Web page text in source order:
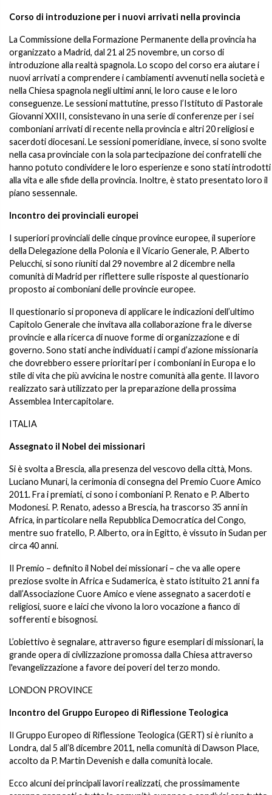
Corso di introduzione per i nuovi arrivati nella provincia
La Commissione della Formazione Permanente della provincia ha
organizzato a Madrid, dal 21 al 25 novembre, un corso di
introduzione alla realtà spagnola. Lo scopo del corso era aiutare i
nuovi arrivati a comprendere i cambiamenti avvenuti nella società e
nella Chiesa spagnola negli ultimi anni, le loro cause e le loro
conseguenze. Le sessioni mattutine, presso l’Istituto di Pastorale
Giovanni XXIII, consistevano in una serie di conferenze per i sei
comboniani arrivati di recente nella provincia e altri 20 religiosi e
sacerdoti diocesani. Le sessioni pomeridiane, invece, si sono svolte
nella casa provinciale con la sola partecipazione dei confratelli che
hanno potuto condividere le loro esperienze e sono stati introdotti
alla vita e alle sfide della provincia. Inoltre, è stato presentato loro il
piano sessennale.
Incontro dei provinciali europei
I superiori provinciali delle cinque province europee, il superiore
della Delegazione della Polonia e il Vicario Generale, P. Alberto
Pelucchi, si sono riuniti dal 29 novembre al 2 dicembre nella
comunità di Madrid per riflettere sulle risposte al questionario
proposto ai comboniani delle provincie europee.
Il questionario si proponeva di applicare le indicazioni dell’ultimo
Capitolo Generale che invitava alla collaborazione fra le diverse
provincie e alla ricerca di nuove forme di organizzazione e di
governo. Sono stati anche individuati i campi d’azione missionaria
che dovrebbero essere prioritari per i comboniani in Europa e lo
stile di vita che più avvicina le nostre comunità alla gente. Il lavoro
realizzato sarà utilizzato per la preparazione della prossima
Assemblea Intercapitolare.
ITALIA
Assegnato il Nobel dei missionari
Si è svolta a Brescia, alla presenza del vescovo della città, Mons.
Luciano Munari, la cerimonia di consegna del Premio Cuore Amico
2011. Fra i premiati, ci sono i comboniani P. Renato e P. Alberto
Modonesi. P. Renato, adesso a Brescia, ha trascorso 35 anni in
Africa, in particolare nella Repubblica Democratica del Congo,
mentre suo fratello, P. Alberto, ora in Egitto, è vissuto in Sudan per
circa 40 anni.
Il Premio – definito il Nobel dei missionari – che va alle opere
preziose svolte in Africa e Sudamerica, è stato istituito 21 anni fa
dall’Associazione Cuore Amico e viene assegnato a sacerdoti e
religiosi, suore e laici che vivono la loro vocazione a fianco di
sofferenti e bisognosi.
L’obiettivo è segnalare, attraverso figure esemplari di missionari, la
grande opera di civilizzazione promossa dalla Chiesa attraverso
l'evangelizzazione a favore dei poveri del terzo mondo.
LONDON PROVINCE
Incontro del Gruppo Europeo di Riflessione Teologica
Il Gruppo Europeo di Riflessione Teologica (GERT) si è riunito a
Londra, dal 5 all’8 dicembre 2011, nella comunità di Dawson Place,
accolto da P. Martin Devenish e dalla comunità locale.
Ecco alcuni dei principali lavori realizzati, che prossimamente